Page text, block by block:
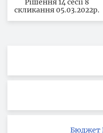
Рішення 14 сесії 8
скликання 05.03.2022р.
Бюджет